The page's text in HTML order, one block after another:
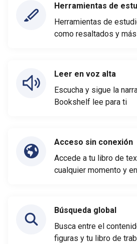
Herramientas de
Herramientas de
como resaltados y más
Leer en voz alta
Escucha y sigue la
Bookshelf lee para ti
Acceso sin conexión
Accede a tu libro de
cualquier momento y
Búsqueda global
Busca entre el
figuras y tu libro de